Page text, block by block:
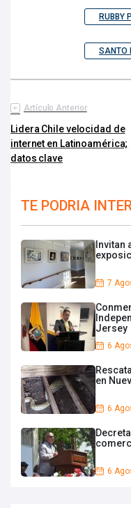
RUBBY
SANTO
Artículo Anterior
Lidera Chile velocidad de
internet en Latinoamérica;
datos clave
TE PODRIA
Invitan
7
Jersey
6
en
6
6